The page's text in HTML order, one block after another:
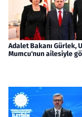
Adalet Bakanı Gürlek,
Mumcu'nun ailesiyle